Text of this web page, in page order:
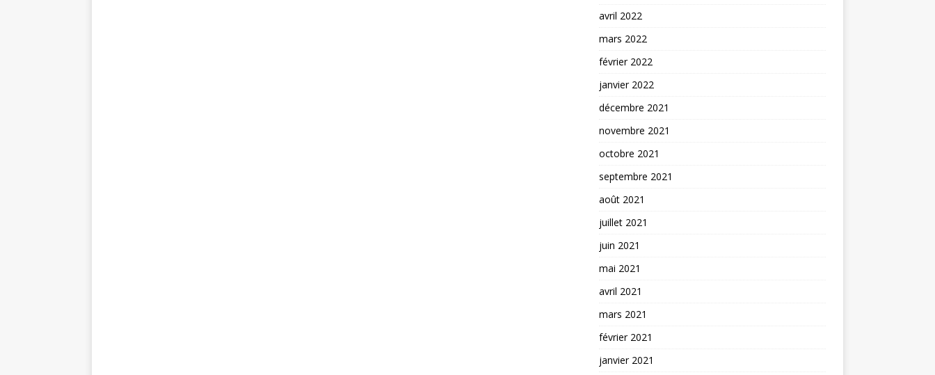
avril 2022
mars 2022
février 2022
janvier 2022
décembre 2021
novembre 2021
octobre 2021
septembre 2021
août 2021
juillet 2021
juin 2021
mai 2021
avril 2021
mars 2021
février 2021
janvier 2021